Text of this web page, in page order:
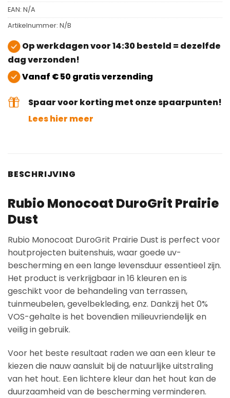
EAN: N/A
Artikelnummer: N/B
Op werkdagen voor 14:30 besteld = dezelfde
dag verzonden!
Vanaf € 50 gratis verzending
Spaar voor korting met onze spaarpunten!
Lees hier meer
BESCHRIJVING
Rubio Monocoat DuroGrit Prairie
Dust
Rubio Monocoat DuroGrit Prairie Dust is perfect voor
houtprojecten buitenshuis, waar goede uv-
bescherming en een lange levensduur essentieel zijn.
Het product is verkrijgbaar in 16 kleuren en is
geschikt voor de behandeling van terrassen,
tuinmeubelen, gevelbekleding, enz. Dankzij het 0%
VOS-gehalte is het bovendien milieuvriendelijk en
veilig in gebruik.
Voor het beste resultaat raden we aan een kleur te
kiezen die nauw aansluit bij de natuurlijke uitstraling
van het hout. Een lichtere kleur dan het hout kan de
duurzaamheid van de bescherming verminderen.